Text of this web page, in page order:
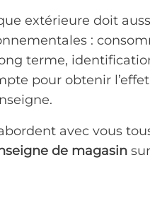
extérieure doit
:
terme,
pour obtenir
avec vous
de magasin